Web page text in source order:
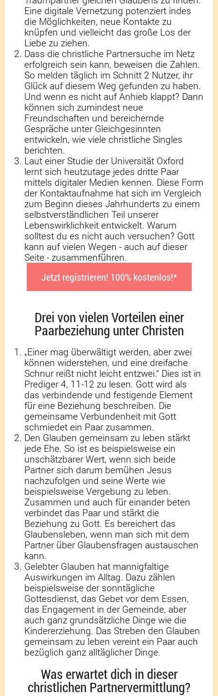
Eine digitale Vernetzung potenziert indes
die Möglichkeiten, neue Kontakte zu
knüpfen und vielleicht das große Los der
Liebe zu ziehen.
Dass die christliche Partnersuche im Netz
erfolgreich sein kann, beweisen die Zahlen.
So melden täglich im Schnitt 2 Nutzer, ihr
Glück auf diesem Weg gefunden zu haben.
Und wenn es nicht auf Anhieb klappt? Dann
können sich zumindest neue
Freundschaften und bereichernde
Gespräche unter Gleichgesinnten
entwickeln, wie viele christliche Singles
berichten.
Laut einer Studie der Universität Oxford
lernt sich heutzutage jedes dritte Paar
mittels digitaler Medien kennen. Diese Form
der Kontaktaufnahme hat sich im Vergleich
zum Beginn dieses Jahrhunderts zu einem
selbstverständlichen Teil unserer
Lebenswirklichkeit entwickelt. Warum
solltest du es nicht auch versuchen? Gott
kann auf vielen Wegen - auch auf dieser
Seite - zusammenführen.
Jetzt registrieren! 100% kostenlos!*
Drei von vielen Vorteilen einer
Paarbeziehung unter Christen
„Einer mag überwältigt werden, aber zwei
können widerstehen, und eine dreifache
Schnur reißt nicht leicht entzwei.“ Dies ist in
Prediger 4, 11-12 zu lesen. Gott wird als
das verbindende und festigende Element
für eine Beziehung beschreiben. Die
gemeinsame Verbundenheit mit Gott
schmiedet ein Paar zusammen.
Den Glauben gemeinsam zu leben stärkt
jede Ehe. So ist es beispielsweise ein
unschätzbarer Wert, wenn sich beide
Partner sich darum bemühen Jesus
nachzufolgen und seine Werte wie
beispielsweise Vergebung zu leben.
Zusammen und auch für einander beten
verbindet das Paar und stärkt die
Beziehung zu Gott. Es bereichert das
Glaubensleben, wenn man sich mit dem
Partner über Glaubensfragen austauschen
kann.
Gelebter Glauben hat mannigfaltige
Auswirkungen im Alltag. Dazu zählen
beispielsweise der sonntägliche
Gottesdienst, das Gebet vor dem Essen,
das Engagement in der Gemeinde, aber
auch ganz grundsätzliche Dinge wie die
Kindererziehung. Das Streben den Glauben
gemeinsam zu leben vereint ein Paar auch
bezüglich ganz alltäglicher Dinge.
Was erwartet dich in dieser
christlichen Partnervermittlung?